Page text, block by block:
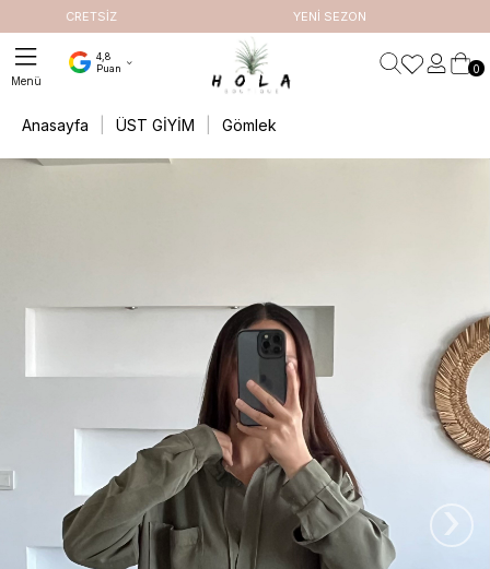
4,8
Puan
0
Anasayfa ÜST GİYİM Gömlek
›